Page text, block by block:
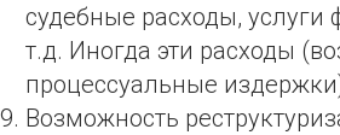
судебные расходы,
т.д. Иногда эти расходы
процессуальные
Возможность